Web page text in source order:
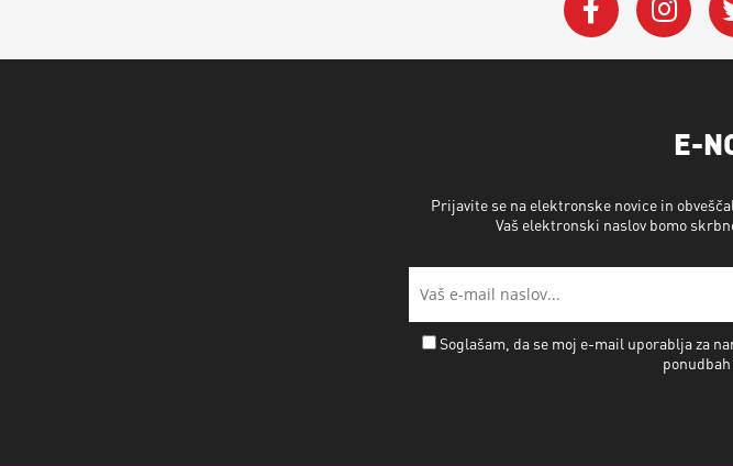
E-
Prijavite se na elektronske novice in
Vaš elektronski naslov bomo
Soglašam, da se moj e-mail uporablja za